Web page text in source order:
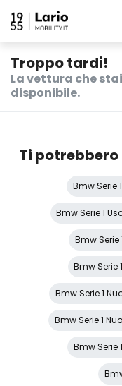
Troppo tardi!
La vettura che
disponibile.
Ti
Bmw Serie
Bmw Serie 1
Bmw Serie
Bmw Serie
Bmw Serie 1
Bmw Serie 1
Bmw Serie